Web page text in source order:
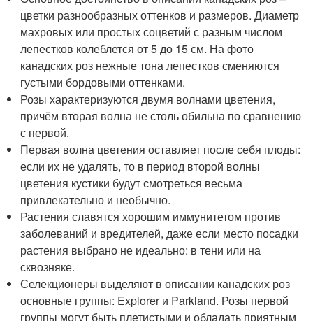
цветки разнообразных оттенков и размеров. Диаметр
махровых или простых соцветий с разным числом
лепестков колеблется от 5 до 15 см. На фото
канадских роз нежные тона лепестков сменяются
густыми бордовыми оттенками.
Розы характеризуются двумя волнами цветения,
причём вторая волна не столь обильна по сравнению
с первой.
Первая волна цветения оставляет после себя плоды:
если их не удалять, то в период второй волны
цветения кустики будут смотреться весьма
привлекательно и необычно.
Растения славятся хорошим иммунитетом против
заболеваний и вредителей, даже если место посадки
растения выбрано не идеально: в тени или на
сквозняке.
Селекционеры выделяют в описании канадских роз
основные группы: Explorer и Parkland. Розы первой
группы могут быть плетистыми и обладать приятным